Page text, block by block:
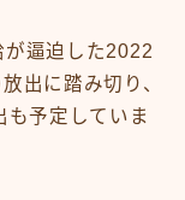
逼迫した2022
出に踏み切り、
予定していま